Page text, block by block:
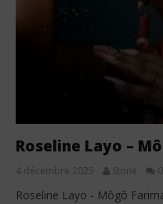
Roseline Layo –
4 décembre 2025 Stone 0
Roseline Layo - Môgô